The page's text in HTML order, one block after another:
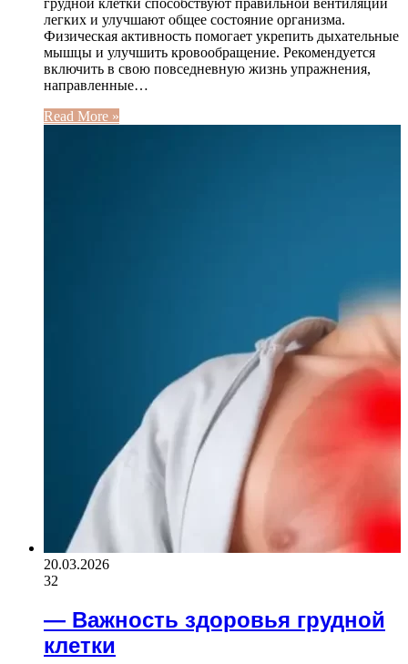
легких и улучшают общее состояние организма.
Физическая активность помогает укрепить дыхательные
мышцы и улучшить кровообращение. Рекомендуется
включить в свою повседневную жизнь упражнения,
направленные…
Read More »
20.03.2026
32
— Важность здоровья грудной
клетки